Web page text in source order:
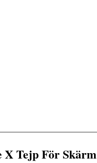
X Tejp För Skärm